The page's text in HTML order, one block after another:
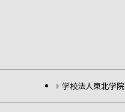
学校法人東北学院